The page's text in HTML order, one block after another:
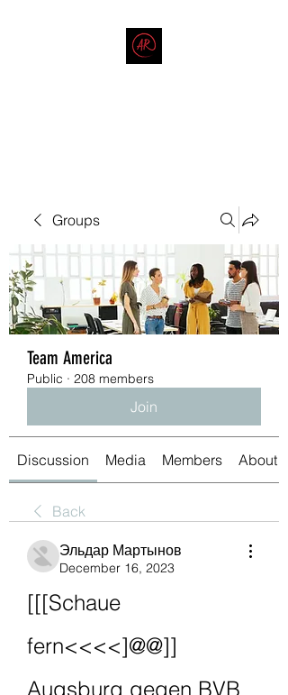
Groups
Team America
Public · 208 members
Join
Discussion Media Members About
Back
Эльдар Мартынов
December 16, 2023
[[[Schaue
fern<<<<]@@]]
Augsburg gegen BVB